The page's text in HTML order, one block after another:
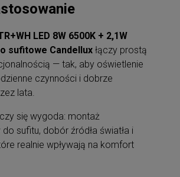
LED 8W 6500K + 2,1W
sufitowe Candellux łączy prostą
— tak, aby oświetlenie
czynności i dobrze
lata.
się wygoda: montaż
sufitu, dobór źródła światła i
realnie wpływają na komfort